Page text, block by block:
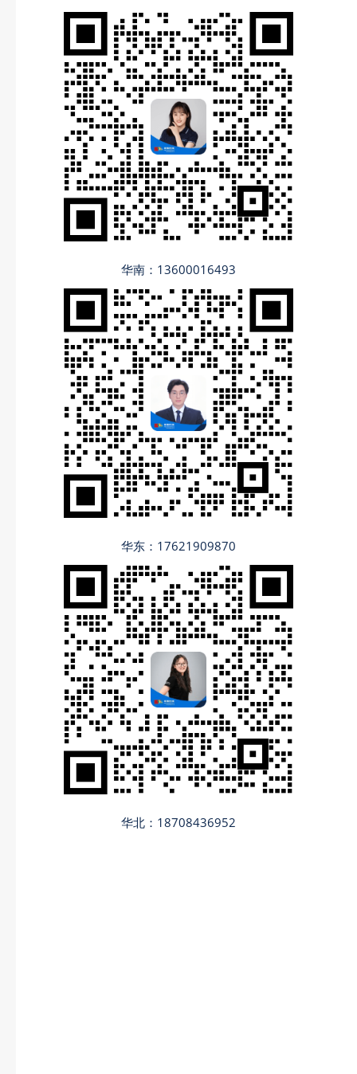
华南：13600016493
华东：17621909870
华北：18708436952